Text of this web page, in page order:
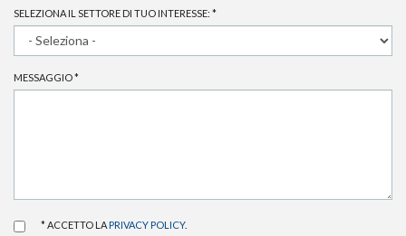
SELEZIONA IL SETTORE DI TUO INTERESSE: *
MESSAGGIO*
* ACCETTO LA PRIVACY POLICY.